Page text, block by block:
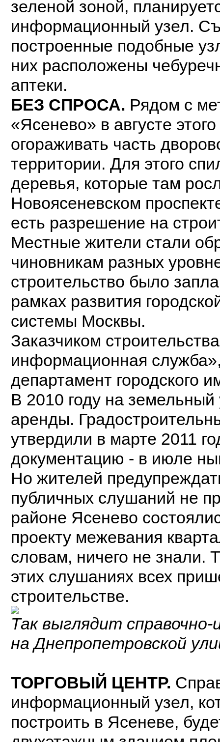
зеленой зоной,
информационный узел.
построенные подобные
них расположены
аптеки.
БЕЗ СПРОСА. Рядом с
«Ясенево» в августе
огораживать часть
территории. Для этого
деревья, которые там
Новоясеневском
есть разрешение на
Местные жители стали
чиновникам разных
строительство было
рамках развития
системы Москвы.
Заказчиком
информационная
департамент городского
В 2010 году на
аренды.
утвердили в марте 2011
документацию - в июле
Но жителей
публичных слушаний не
районе Ясенево
проекту межевания
словам, ничего не знали.
этих слушаниях всех
строительстве.
Так выглядит
на Днепропетровской
ТОРГОВЫЙ ЦЕНТР.
информационный узел,
построить в Ясеневе,